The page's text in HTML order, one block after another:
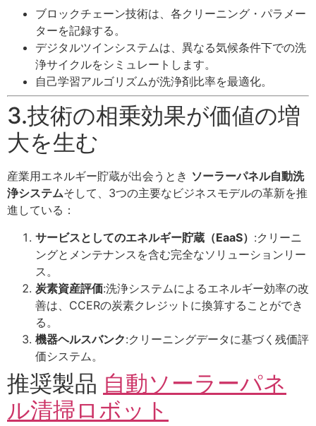
ブロックチェーン技術は、各クリーニング・パラメー
ターを記録する。
デジタルツインシステムは、異なる気候条件下での洗
浄サイクルをシミュレートします。
自己学習アルゴリズムが洗浄剤比率を最適化。
3.技術の相乗効果が価値の増
大を生む
産業用エネルギー貯蔵が出会うとき ソーラーパネル自動洗
浄システムそして、3つの主要なビジネスモデルの革新を推
進している：
サービスとしてのエネルギー貯蔵（EaaS） :クリーニ
ングとメンテナンスを含む完全なソリューションリー
ス。
炭素資産評価:洗浄システムによるエネルギー効率の改
善は、CCERの炭素クレジットに換算することができ
る。
機器ヘルスバンク:クリーニングデータに基づく残価評
価システム。
推奨製品 自動ソーラーパネ
ル清掃ロボット